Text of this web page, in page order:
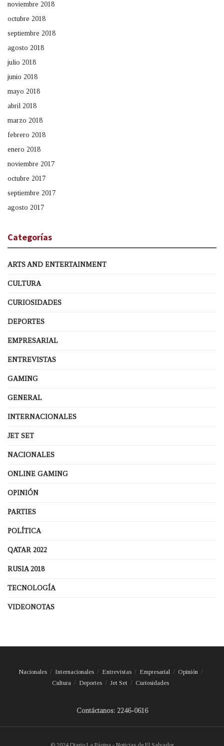
noviembre 2018
octubre 2018
septiembre 2018
agosto 2018
julio 2018
junio 2018
mayo 2018
abril 2018
marzo 2018
febrero 2018
enero 2018
noviembre 2017
octubre 2017
septiembre 2017
agosto 2017
Categorías
ARTS AND ENTERTAINMENT
CULTURA
CURIOSIDADES
DEPORTES
EMPRESARIAL
ENTREVISTAS
GAMING
GENERAL
INTERNACIONALES
JET SET
NACIONALES
ONLINE GAMING
OPINIÓN
PARTIES
POLÍTICA
QATAR 2022
RUSIA 2018
TECNOLOGÍA
VIDEONOTAS
Nacionales Internacionales Entrevistas Empresarial
Opinión
Cultura
Deportes Jet Set Curiosidades
Contáctanos: 2246-0616